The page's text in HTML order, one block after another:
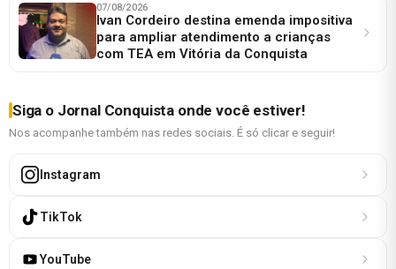
07/08/2026
Ivan Cordeiro destina emenda impositiva
para ampliar atendimento a crianças
com TEA em Vitória da Conquista
Siga o Jornal Conquista onde você estiver!
Nos acompanhe também nas redes sociais. É só clicar e seguir!
Instagram
TikTok
YouTube